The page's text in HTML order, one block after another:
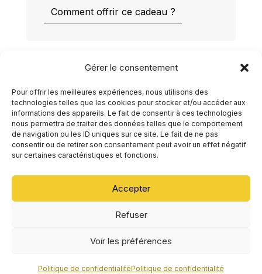
Gérer le consentement
Pour offrir les meilleures expériences, nous utilisons des
technologies telles que les cookies pour stocker et/ou accéder aux
informations des appareils. Le fait de consentir à ces technologies
nous permettra de traiter des données telles que le comportement
de navigation ou les ID uniques sur ce site. Le fait de ne pas
consentir ou de retirer son consentement peut avoir un effet négatif
sur certaines caractéristiques et fonctions.
Accepter
Refuser
Voir les préférences
Politique de confidentialitéPolitique de confidentialité
Comment offrir ce cadeau ?
Politique de confidentialité